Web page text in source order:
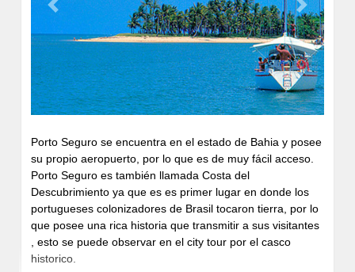
Previous Next
Porto Seguro se encuentra en el estado de Bahia y posee
su propio aeropuerto, por lo que es de muy fácil acceso.
Porto Seguro es también llamada Costa del
Descubrimiento ya que es es primer lugar en donde los
portugueses colonizadores de Brasil tocaron tierra, por lo
que posee una rica historia que transmitir a sus visitantes
, esto se puede observar en el city tour por el casco
historico.